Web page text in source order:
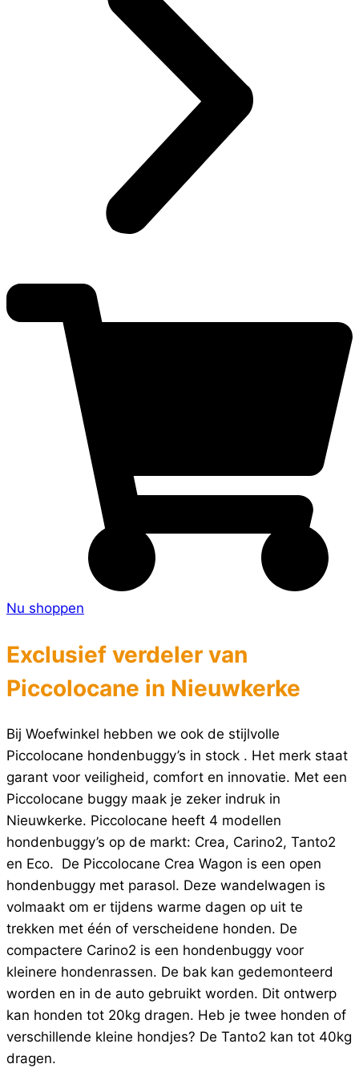
Nu shoppen
Exclusief verdeler van
Piccolocane in Nieuwkerke
Bij Woefwinkel hebben we ook de stijlvolle
Piccolocane hondenbuggy’s in stock . Het merk staat
garant voor veiligheid, comfort en innovatie. Met een
Piccolocane buggy maak je zeker indruk in
Nieuwkerke. Piccolocane heeft 4 modellen
hondenbuggy’s op de markt: Crea, Carino2, Tanto2
en Eco. De Piccolocane Crea Wagon is een open
hondenbuggy met parasol. Deze wandelwagen is
volmaakt om er tijdens warme dagen op uit te
trekken met één of verscheidene honden. De
compactere Carino2 is een hondenbuggy voor
kleinere hondenrassen. De bak kan gedemonteerd
worden en in de auto gebruikt worden. Dit ontwerp
kan honden tot 20kg dragen. Heb je twee honden of
verschillende kleine hondjes? De Tanto2 kan tot 40kg
dragen.